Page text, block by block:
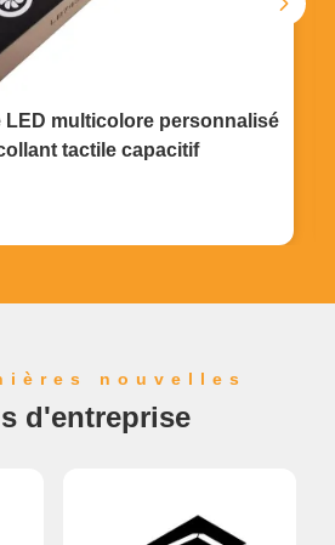
LED multicolore personnalisé
tactile capacitif
nouvelles
d'entreprise